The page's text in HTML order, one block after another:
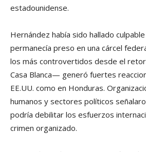
estadounidense.
Hernández había sido hallado
permanecía preso en una cárcel
los más controvertidos desde el
Casa Blanca— generó fuertes
EE.UU. como en Honduras.
humanos y sectores políticos
podría debilitar los esfuerzos
crimen organizado.